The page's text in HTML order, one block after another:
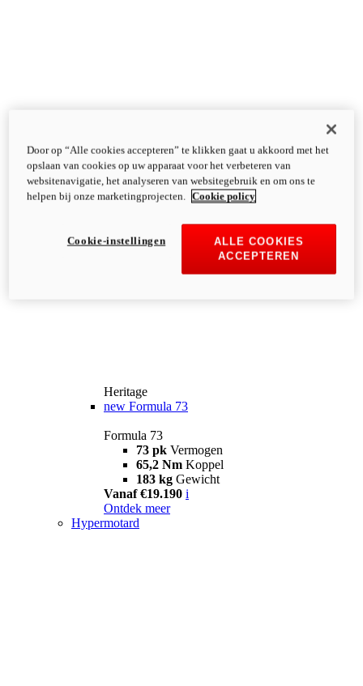
Heritage
new Formula 73
Formula 73
73 pk Vermogen
65,2 Nm Koppel
183 kg Gewicht
Vanaf €19.190 i
Ontdek meer
Hypermotard
Door op “Alle cookies accepteren” te klikken gaat u akkoord met het
opslaan van cookies op uw apparaat voor het verbeteren van
websitenavigatie, het analyseren van websitegebruik en om ons te
helpen bij onze marketingprojecten.
Cookie policy
ALLE COOKIES
ACCEPTEREN
Cookie-instellingen